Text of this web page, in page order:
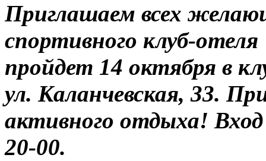
Приглашаем всех
спортивного клуб-
пройдет 14 октября в
ул. Каланчевская, 33.
активного отдыха!
20-00.